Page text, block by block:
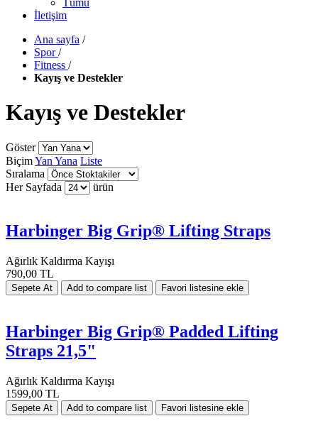
Tümü
İletişim
Ana sayfa /
Spor /
Fitness /
Kayış ve Destekler
Kayış ve Destekler
Göster
BiçimYan Yana Liste
Sıralama
Her Sayfada
ürün
Harbinger Big Grip® Lifting Straps
Ağırlık Kaldırma Kayışı
790,00 TL
Harbinger Big Grip® Padded Lifting
Straps 21,5"
Ağırlık Kaldırma Kayışı
1599,00 TL